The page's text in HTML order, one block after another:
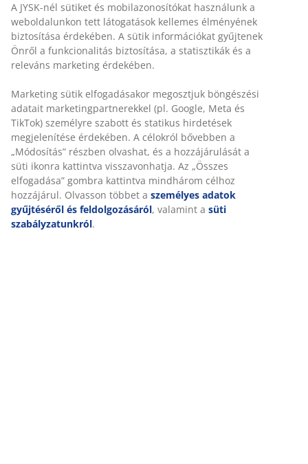
100% poliészter (50% újrahasznosított). 200x220 cm
SKU: 4526042
Részletes Adatok
Értékelések
(942)
A JYSK-nél sütiket és mobilazonosítókat használunk a
weboldalunkon tett látogatások kellemes élményének
biztosítása érdekében. A sütik információkat gyűjtenek
Önről a funkcionalitás biztosítása, a statisztikák és a
releváns marketing érdekében.
Marketing sütik elfogadásakor megosztjuk böngészési
adatait marketingpartnerekkel (pl. Google, Meta és
TikTok) személyre szabott és statikus hirdetések
megjelenítése érdekében. A célokról bővebben a
„Módosítás” részben olvashat, és a hozzájárulását a
süti ikonra kattintva visszavonhatja. Az „Összes
elfogadása” gombra kattintva mindhárom célhoz
hozzájárul. Olvasson többet a személyes adatok
gyűjtéséről és feldolgozásáról, valamint a süti
szabályzatunkról.